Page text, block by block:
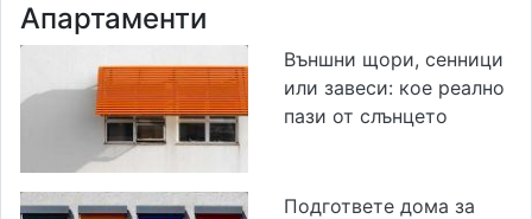
Апартаменти
Външни щори, сенници
или завеси: кое реално
пази от слънцето
Подгответе дома за